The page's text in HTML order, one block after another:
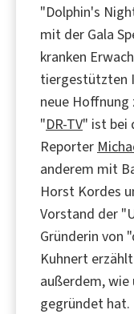
"Dolphin's
mit der Gala
kranken
tiergestützten
neue Hoffnung
"DR-TV" ist bei
Reporter
anderem mit
Horst Kordes
Vorstand der
Gründerin von
Kuhnert
außerdem,
gegründet hat.